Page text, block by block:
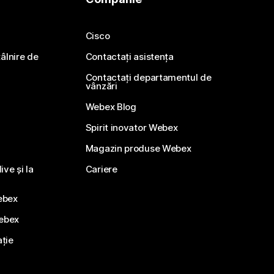
de
și la
Cisco
Contactați asistența
Contactați departamentul de
vânzări
Webex Blog
Spirit inovator Webex
Magazin produse Webex
Cariere